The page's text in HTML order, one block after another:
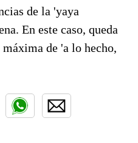
de la 'yaya
En este caso, queda
de 'a lo hecho,